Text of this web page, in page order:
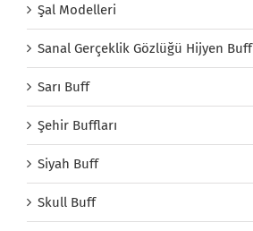
Şal Modelleri
Sanal Gerçeklik Gözlüğü Hijyen Buff
Sarı Buff
Şehir Buffları
Siyah Buff
Skull Buff